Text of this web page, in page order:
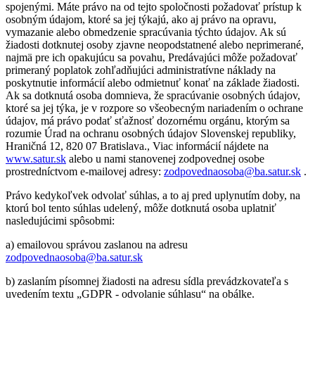
spojenými. Máte právo na od tejto spoločnosti požadovať prístup k
osobným údajom, ktoré sa jej týkajú, ako aj právo na opravu,
vymazanie alebo obmedzenie spracúvania týchto údajov. Ak sú
žiadosti dotknutej osoby zjavne neopodstatnené alebo neprimerané,
najmä pre ich opakujúcu sa povahu, Predávajúci môže požadovať
primeraný poplatok zohľadňujúci administratívne náklady na
poskytnutie informácií alebo odmietnuť konať na základe žiadosti.
Ak sa dotknutá osoba domnieva, že spracúvanie osobných údajov,
ktoré sa jej týka, je v rozpore so všeobecným nariadením o ochrane
údajov, má právo podať sťažnosť dozornému orgánu, ktorým sa
rozumie Úrad na ochranu osobných údajov Slovenskej republiky,
Hraničná 12, 820 07 Bratislava., Viac informácií nájdete na
www.satur.sk alebo u nami stanovenej zodpovednej osobe
prostredníctvom e-mailovej adresy: zodpovednaosoba@ba.satur.sk .
Právo kedykoľvek odvolať súhlas, a to aj pred uplynutím doby, na
ktorú bol tento súhlas udelený, môže dotknutá osoba uplatniť
nasledujúcimi spôsobmi:
a) emailovou správou zaslanou na adresu
zodpovednaosoba@ba.satur.sk
b) zaslaním písomnej žiadosti na adresu sídla prevádzkovateľa s
uvedením textu „GDPR - odvolanie súhlasu“ na obálke.